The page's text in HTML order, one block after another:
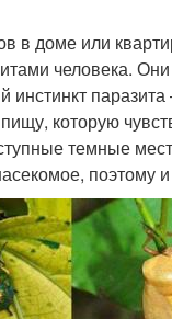
в доме или
человека.
паразита
которую
темные
поэтому